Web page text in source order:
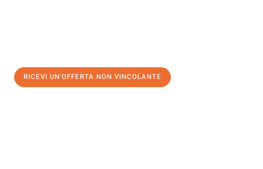
RICEVI UN'OFFERTA NON VINCOLANTE